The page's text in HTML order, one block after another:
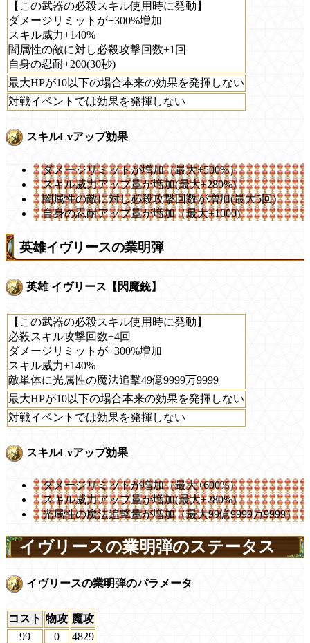
【この武器の必殺スキル使用時に発動】
ダメージリミットが+300%増加
スキル威力+140%
闇属性の敵に対し必殺攻撃回数+1回
自身の忍耐+200(30秒)
最大HPが10以下の場合本来の効果を発揮しない
対戦イベントでは効果を発揮しない
スキルLvアップ効果
ダメージリミットが増加（最大+500%）
スキル威力アップ量が増加(最大+280%)
闇属性の敵に対し必殺攻撃回数が増加(最大5回)
自身の忍耐アップ量が増加（最大+1000)
英雄イヴリースの業明弾
英雄 イヴリース【閃魔銃】
【この武器の必殺スキル使用時に発動】
必殺スキル攻撃回数+4回
ダメージリミットが+300%増加
スキル威力+140%
敵単体に光属性の魔法追撃49億9999万9999
最大HPが10以下の場合本来の効果を発揮しない
対戦イベントでは効果を発揮しない
スキルLvアップ効果
ダメージリミットが増加（最大+600%）
スキル威力アップ量が増加(最大+280%)
光属性の魔法追撃量が増加（最大99億9999万9999）
イヴリースの業明弾のステータス
イヴリースの業明弾のパラメータ
コスト 物攻 魔攻
99
0
4829